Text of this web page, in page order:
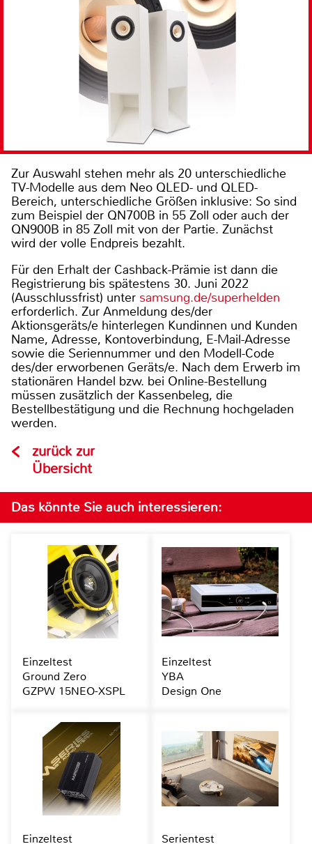
Zur Auswahl stehen mehr als 20 unterschiedliche
TV-Modelle aus dem Neo QLED- und QLED-
Bereich, unterschiedliche Größen inklusive: So sind
zum Beispiel der QN700B in 55 Zoll oder auch der
QN900B in 85 Zoll mit von der Partie. Zunächst
wird der volle Endpreis bezahlt.
Für den Erhalt der Cashback-Prämie ist dann die
Registrierung bis spätestens 30. Juni 2022
(Ausschlussfrist) unter samsung.de/superhelden
erforderlich. Zur Anmeldung des/der
Aktionsgeräts/e hinterlegen Kundinnen und Kunden
Name, Adresse, Kontoverbindung, E-Mail-Adresse
sowie die Seriennummer und den Modell-Code
des/der erworbenen Geräts/e. Nach dem Erwerb im
stationären Handel bzw. bei Online-Bestellung
müssen zusätzlich der Kassenbeleg, die
Bestellbestätigung und die Rechnung hochgeladen
werden.
zurück zur
Übersicht
Das könnte Sie auch interessieren:
Einzeltest
Ground Zero
GZPW 15NEO-XSPL
Einzeltest
YBA
Design One
Einzeltest Serientest